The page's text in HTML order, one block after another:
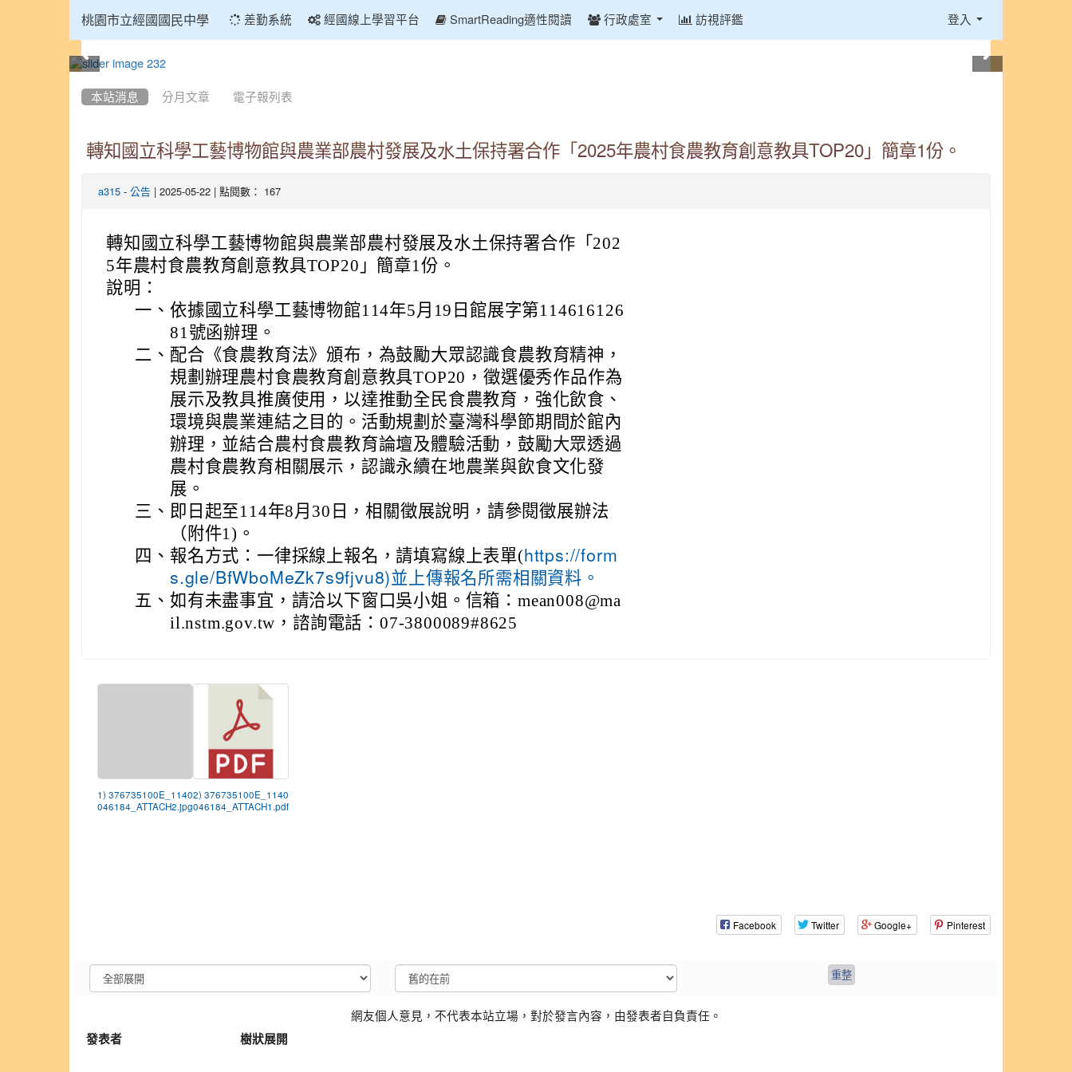
桃園市立經國國民中學 差勤系統 經國線上學習平台 SmartReading適性閱讀 行政處室 訪視評鑑 登入
本站消息 分月文章 電子報列表
轉知國立科學工藝博物館與農業部農村發展及水土保持署合作「2025年農村食農教育創意教具TOP20」簡章1份。
a315 - 公告 | 2025-05-22 | 點閱數： 167
轉知國立科學工藝博物館與農業部農村發展及水土保持署合作「202
5年農村食農教育創意教具TOP20」簡章1份。
說明：
一、 依據國立科學工藝博物館114年5月19日館展字第114616126
81號函辦理。
二、 配合《食農教育法》頒布，為鼓勵大眾認識食農教育精神，
規劃辦理農村食農教育創意教具TOP20，徵選優秀作品作為
展示及教具推廣使用，以達推動全民食農教育，強化飲食、
環境與農業連結之目的。活動規劃於臺灣科學節期間於館內
辦理，並結合農村食農教育論壇及體驗活動，鼓勵大眾透過
農村食農教育相關展示，認識永續在地農業與飲食文化發
展。
三、 即日起至114年8月30日，相關徵展說明，請參閱徵展辦法
（附件1)。
四、 報名方式：一律採線上報名，請填寫線上表單(https://form
s.gle/BfWboMeZk7s9fjvu8)並上傳報名所需相關資料。
五、 如有未盡事宜，請洽以下窗口吳小姐。信箱：mean008@ma
il.nstm.gov.tw，諮詢電話：07-3800089#8625
1) 376735100E_1140
046184_ATTACH2.jpg
2) 376735100E_1140
046184_ATTACH1.pdf
Facebook Twitter Google+ Pinterest
網友個人意見，不代表本站立場，對於發言內容，由發表者自負責任。
發表者
樹狀展開